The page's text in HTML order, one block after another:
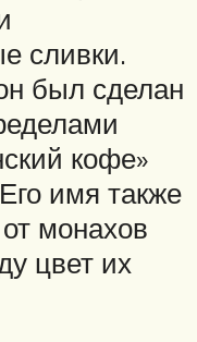
сливки.
был сделан
кофе»
имя также
монахов
цвет их